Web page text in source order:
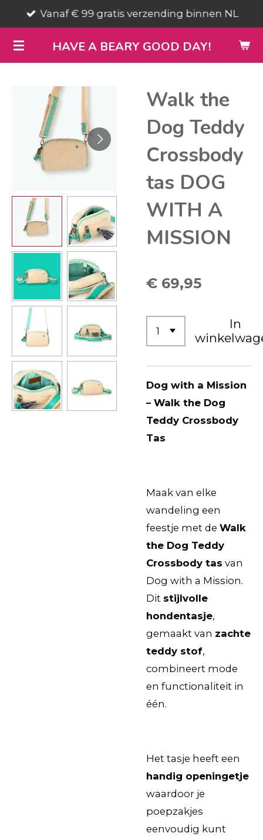
direct
naar
de
hoofdinhoud
HAVE A BEARY GOOD DAY!
Vanaf € 99 gratis verzending binnen NL
Walk the
Dog Teddy
Crossbody
tas DOG
WITH A
MISSION
€ 69,95
In
Dog with a Mission
– Walk the Dog
Teddy Crossbody
Tas
Maak van elke
wandeling een
feestje met de Walk
the Dog Teddy
Crossbody tas van
Dog with a Mission.
Dit stijlvolle
hondentasje,
gemaakt van zachte
teddy stof,
combineert mode
en functionaliteit in
één.
Het tasje heeft een
handig openingetje
waardoor je
poepzakjes
eenvoudig kunt